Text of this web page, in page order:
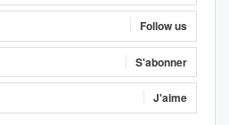
Follow us
S'abonner
J'aime